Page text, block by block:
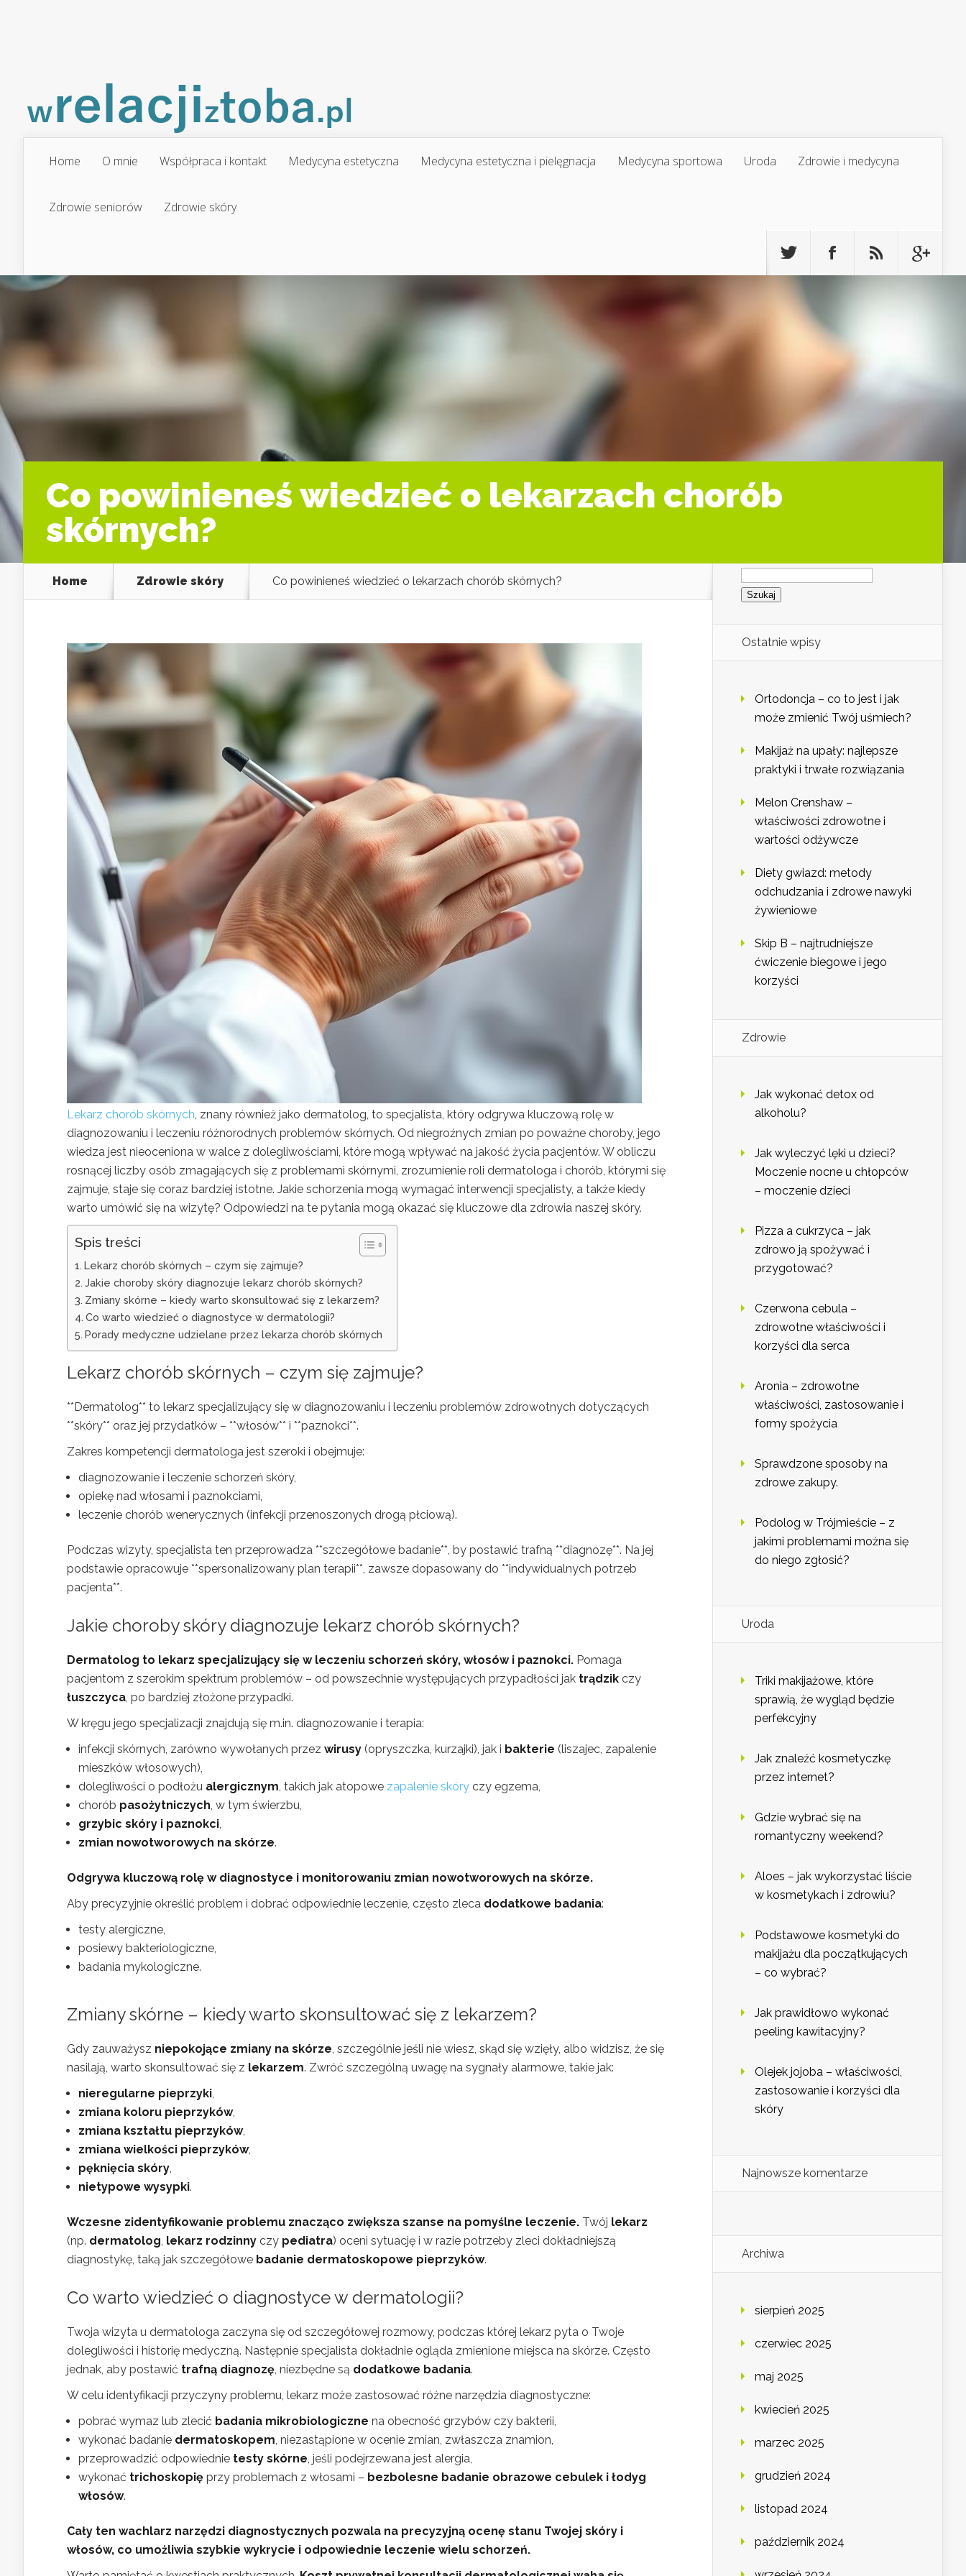
Home O mnie Współpraca i kontakt Medycyna estetyczna Medycyna estetyczna i pielęgnacja Medycyna sportowa Uroda Zdrowie i medycyna
Zdrowie seniorów Zdrowie skóry
Co powinieneś wiedzieć o lekarzach chorób
skórnych?
Home Zdrowie skóry Co powinieneś wiedzieć o lekarzach chorób skórnych?
Lekarz chorób skórnych, znany również jako dermatolog, to specjalista, który odgrywa kluczową rolę w
diagnozowaniu i leczeniu różnorodnych problemów skórnych. Od niegroźnych zmian po poważne choroby, jego
wiedza jest nieoceniona w walce z dolegliwościami, które mogą wpływać na jakość życia pacjentów. W obliczu
rosnącej liczby osób zmagających się z problemami skórnymi, zrozumienie roli dermatologa i chorób, którymi się
zajmuje, staje się coraz bardziej istotne. Jakie schorzenia mogą wymagać interwencji specjalisty, a także kiedy
warto umówić się na wizytę? Odpowiedzi na te pytania mogą okazać się kluczowe dla zdrowia naszej skóry.
Spis treści
Lekarz chorób skórnych – czym się zajmuje?
Jakie choroby skóry diagnozuje lekarz chorób skórnych?
Zmiany skórne – kiedy warto skonsultować się z lekarzem?
Co warto wiedzieć o diagnostyce w dermatologii?
Porady medyczne udzielane przez lekarza chorób skórnych
Lekarz chorób skórnych – czym się zajmuje?
**Dermatolog** to lekarz specjalizujący się w diagnozowaniu i leczeniu problemów zdrowotnych dotyczących
**skóry** oraz jej przydatków – **włosów** i **paznokci**.
Zakres kompetencji dermatologa jest szeroki i obejmuje:
diagnozowanie i leczenie schorzeń skóry,
opiekę nad włosami i paznokciami,
leczenie chorób wenerycznych (infekcji przenoszonych drogą płciową).
Podczas wizyty, specjalista ten przeprowadza **szczegółowe badanie**, by postawić trafną **diagnozę**. Na jej
podstawie opracowuje **spersonalizowany plan terapii**, zawsze dopasowany do **indywidualnych potrzeb
pacjenta**.
Jakie choroby skóry diagnozuje lekarz chorób skórnych?
Dermatolog to lekarz specjalizujący się w leczeniu schorzeń skóry, włosów i paznokci. Pomaga
pacjentom z szerokim spektrum problemów – od powszechnie występujących przypadłości jak trądzik czy
łuszczyca, po bardziej złożone przypadki.
W kręgu jego specjalizacji znajdują się m.in. diagnozowanie i terapia:
infekcji skórnych, zarówno wywołanych przez wirusy (opryszczka, kurzajki), jak i bakterie (liszajec, zapalenie
mieszków włosowych),
dolegliwości o podłożu alergicznym, takich jak atopowe zapalenie skóry czy egzema,
chorób pasożytniczych, w tym świerzbu,
grzybic skóry i paznokci,
zmian nowotworowych na skórze.
Odgrywa kluczową rolę w diagnostyce i monitorowaniu zmian nowotworowych na skórze.
Aby precyzyjnie określić problem i dobrać odpowiednie leczenie, często zleca dodatkowe badania:
testy alergiczne,
posiewy bakteriologiczne,
badania mykologiczne.
Zmiany skórne – kiedy warto skonsultować się z lekarzem?
Gdy zauważysz niepokojące zmiany na skórze, szczególnie jeśli nie wiesz, skąd się wzięły, albo widzisz, że się
nasilają, warto skonsultować się z lekarzem. Zwróć szczególną uwagę na sygnały alarmowe, takie jak:
nieregularne pieprzyki,
zmiana koloru pieprzyków,
zmiana kształtu pieprzyków,
zmiana wielkości pieprzyków,
pęknięcia skóry,
nietypowe wysypki.
Wczesne zidentyfikowanie problemu znacząco zwiększa szanse na pomyślne leczenie. Twój lekarz
(np. dermatolog, lekarz rodzinny czy pediatra) oceni sytuację i w razie potrzeby zleci dokładniejszą
diagnostykę, taką jak szczegółowe badanie dermatoskopowe pieprzyków.
Co warto wiedzieć o diagnostyce w dermatologii?
Twoja wizyta u dermatologa zaczyna się od szczegółowej rozmowy, podczas której lekarz pyta o Twoje
dolegliwości i historię medyczną. Następnie specjalista dokładnie ogląda zmienione miejsca na skórze. Często
jednak, aby postawić trafną diagnozę, niezbędne są dodatkowe badania.
W celu identyfikacji przyczyny problemu, lekarz może zastosować różne narzędzia diagnostyczne:
pobrać wymaz lub zlecić badania mikrobiologiczne na obecność grzybów czy bakterii,
wykonać badanie dermatoskopem, niezastąpione w ocenie zmian, zwłaszcza znamion,
przeprowadzić odpowiednie testy skórne, jeśli podejrzewana jest alergia,
wykonać trichoskopię przy problemach z włosami – bezbolesne badanie obrazowe cebulek i łodyg
włosów.
Cały ten wachlarz narzędzi diagnostycznych pozwala na precyzyjną ocenę stanu Twojej skóry i
włosów, co umożliwia szybkie wykrycie i odpowiednie leczenie wielu schorzeń.
Szukaj:
Ostatnie wpisy
Ortodoncja – co to jest i jak
może zmienić Twój uśmiech?
Makijaż na upały: najlepsze
praktyki i trwałe rozwiązania
Melon Crenshaw –
właściwości zdrowotne i
wartości odżywcze
Diety gwiazd: metody
odchudzania i zdrowe nawyki
żywieniowe
Skip B – najtrudniejsze
ćwiczenie biegowe i jego
korzyści
Zdrowie
Jak wykonać detox od
alkoholu?
Jak wyleczyć lęki u dzieci?
Moczenie nocne u chłopców
– moczenie dzieci
Pizza a cukrzyca – jak
zdrowo ją spożywać i
przygotować?
Czerwona cebula –
zdrowotne właściwości i
korzyści dla serca
Aronia – zdrowotne
właściwości, zastosowanie i
formy spożycia
Sprawdzone sposoby na
zdrowe zakupy.
Podolog w Trójmieście – z
jakimi problemami można się
do niego zgłosić?
Uroda
Triki makijażowe, które
sprawią, że wygląd będzie
perfekcyjny
Jak znaleźć kosmetyczkę
przez internet?
Gdzie wybrać się na
romantyczny weekend?
Aloes – jak wykorzystać liście
w kosmetykach i zdrowiu?
Podstawowe kosmetyki do
makijażu dla początkujących
– co wybrać?
Jak prawidłowo wykonać
peeling kawitacyjny?
Olejek jojoba – właściwości,
zastosowanie i korzyści dla
skóry
Najnowsze komentarze
Archiwa
sierpień 2025
czerwiec 2025
maj 2025
kwiecień 2025
marzec 2025
grudzień 2024
listopad 2024
październik 2024